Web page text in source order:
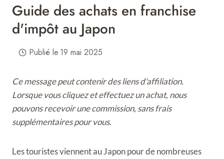
Guide des achats en franchise
d'impôt au Japon
Publié le 19 mai 2025
Ce message peut contenir des liens d'affiliation.
Lorsque vous cliquez et effectuez un achat, nous
pouvons recevoir une commission, sans frais
supplémentaires pour vous.
Les touristes viennent au Japon pour de nombreuses